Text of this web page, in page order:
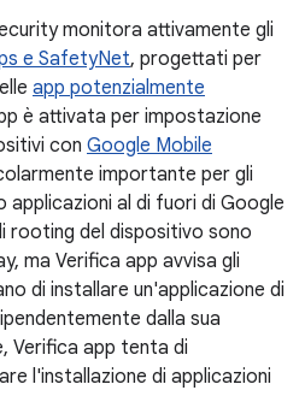
monitora attivamente gli
e SafetyNet, progettati per
app potenzialmente
è attivata per impostazione
con Google Mobile
importante per gli
applicazioni al di fuori di Google
rooting del dispositivo sono
ma Verifica app avvisa gli
di installare un'applicazione di
dalla sua
Verifica app tenta di
l'installazione di applicazioni